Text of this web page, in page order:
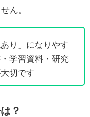
ん。
り」になりやす
学習資料・研究
切です
？